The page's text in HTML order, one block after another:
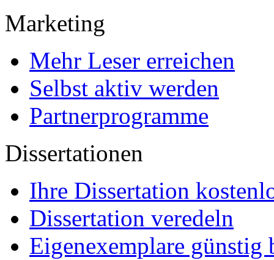
Marketing
Mehr Leser erreichen
Selbst aktiv werden
Partnerprogramme
Dissertationen
Ihre Dissertation
Dissertation veredeln
Eigenexemplare günstig